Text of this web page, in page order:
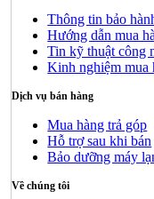
Thông tin bảo
Hướng dẫn mua
Tin kỹ thuật công
Kinh nghiệm mua
Dịch vụ bán hàng
Mua hàng trả góp
Hỗ trợ sau khi bán
Bảo dưỡng máy
Về chúng tôi